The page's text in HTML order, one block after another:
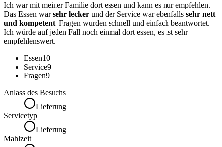
Ich war mit meiner Familie dort essen und kann es nur empfehlen.
Das Essen warsehr lecker und der Service war ebenfalls sehr nett
und kompetent. Fragen wurden schnell und einfach beantwortet.
Ich würde auf jeden Fall noch einmal dort essen, es ist sehr
empfehlenswert.
Essen10
Service9
Fragen9
Anlass des Besuchs
Lieferung
Servicetyp
Lieferung
Mahlzeit